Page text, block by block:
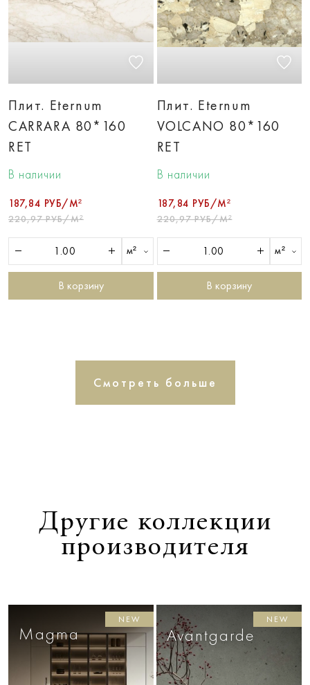
Плит. Eternum
CARRARA 80*160
RET
В наличии
187,84 РУБ/М²
220,97 РУБ/М²
м²
В корзину
Плит. Eternum
VOLCANO 80*160
RET
В наличии
187,84 РУБ/М²
220,97 РУБ/М²
м²
В корзину
Смотреть больше
Другие коллекции
производителя
Magma
NEW
Avantgarde
NEW